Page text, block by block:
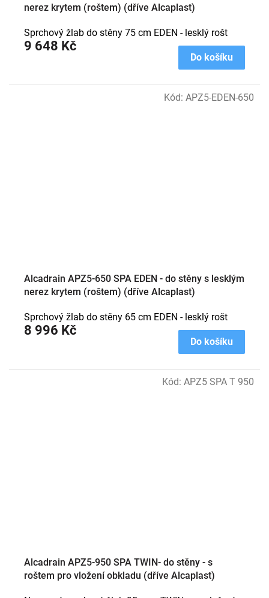
nerez krytem (roštem) (dříve Alcaplast)
9 648 Kč
Do košíku
Sprchový žlab do stěny 75 cm EDEN - lesklý rošt
Alcadrain APZ5-650 SPA EDEN - do stěny s lesklým
nerez krytem (roštem) (dříve Alcaplast)
8 996 Kč
Do košíku
Sprchový žlab do stěny 65 cm EDEN - lesklý rošt
Kód: APZ5-EDEN-650
Alcadrain APZ5-950 SPA TWIN- do stěny - s
roštem pro vložení obkladu (dříve Alcaplast)
Kód: APZ5 SPA T 950